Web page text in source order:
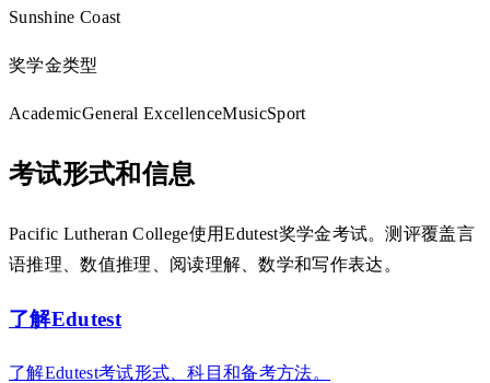
Sunshine Coast
奖学金类型
AcademicGeneral ExcellenceMusicSport
考试形式和信息
Pacific Lutheran College使用Edutest奖学金考试。测评覆盖言
语推理、数值推理、阅读理解、数学和写作表达。
了解Edutest
了解Edutest考试形式、科目和备考方法。